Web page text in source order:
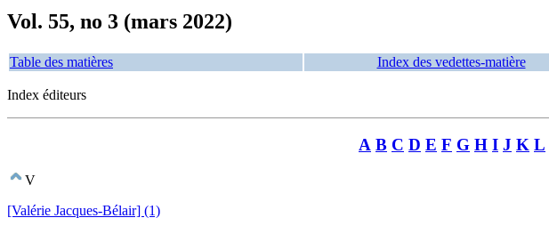
Vol. 55, no 3 (mars 2022)
Table des matières Index des vedettes-matière
Index éditeurs
A B C D E F G H I J K L
V
[Valérie Jacques-Bélair] (1)